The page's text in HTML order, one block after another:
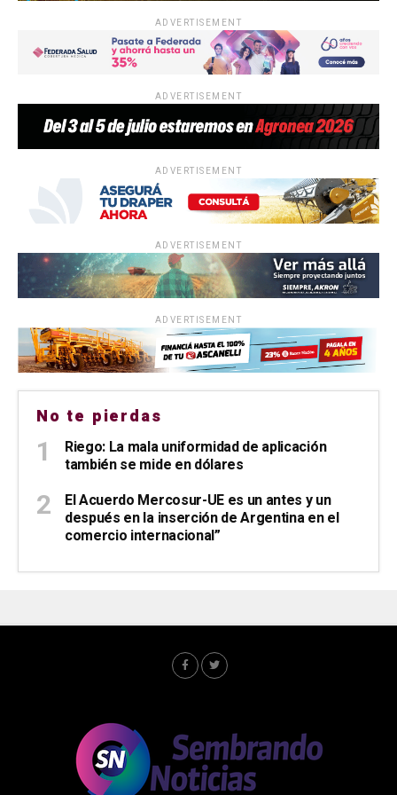
ADVERTISEMENT
ADVERTISEMENT
ADVERTISEMENT
ADVERTISEMENT
ADVERTISEMENT
No te pierdas
Riego: La mala uniformidad de aplicación
también se mide en dólares
El Acuerdo Mercosur-UE es un antes y un
después en la inserción de Argentina en el
comercio internacional”